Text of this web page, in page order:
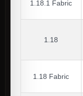
1.18.1 Fabric
1.18
1.18 Fabric